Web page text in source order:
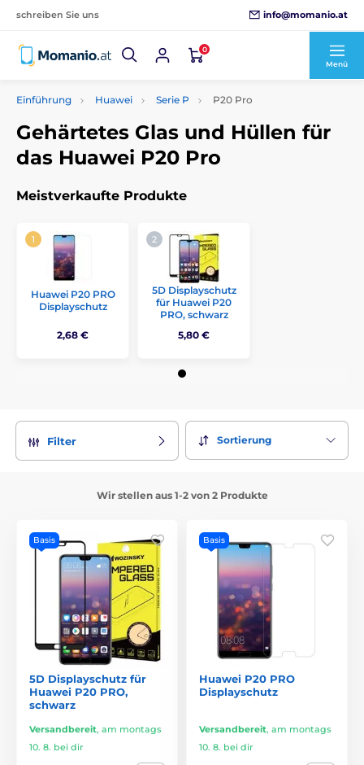
schreiben Sie uns info@momanio.at
0
Menü
Einführung Huawei Serie P P20 Pro
Gehärtetes Glas und Hüllen für
das Huawei P20 Pro
Meistverkaufte Produkte
Huawei P20 PRO
Displayschutz
2,68 €
5D Displayschutz
für Huawei P20
PRO, schwarz
5,80 €
Filter Sortierung
Wir stellen aus 1-2 von 2 Produkte
Basis
5D Displayschutz für
Huawei P20 PRO,
schwarz
Versandbereit, am montags
10. 8. bei dir
Basis
Huawei P20 PRO
Displayschutz
Versandbereit, am montags
10. 8. bei dir